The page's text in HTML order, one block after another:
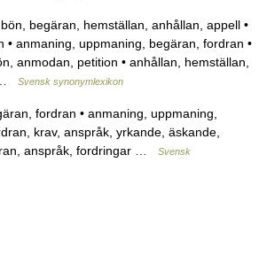
begäran, hemställan, anhållan, appell •
• anmaning, uppmaning, begäran, fordran •
anmodan, petition • anhållan, hemställan,
…
Svensk synonymlexikon
fordran • anmaning, uppmaning,
krav, anspråk, yrkande, äskande,
anspråk, fordringar …
Svensk